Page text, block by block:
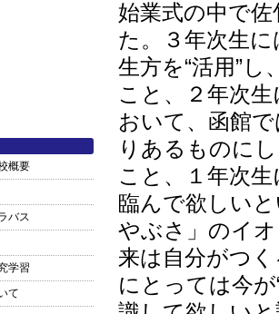
始業式の中で
た。３年次生
生方を“活用”
こと、２年次
おいて、函館
りあるものに
こと、１年次
臨んで欲しい
やぶさ」のイ
来は自分がつ
にとっては今
概要
バス
学習
て